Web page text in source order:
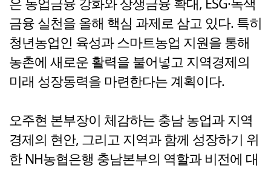
은 농업금융 강화와 상생금융 확대, ESG·녹색
금융 실천을 올해 핵심 과제로 삼고 있다. 특히
청년농업인 육성과 스마트농업 지원을 통해
농촌에 새로운 활력을 불어넣고 지역경제의
미래 성장동력을 마련한다는 계획이다.
오주현 본부장이 체감하는 충남 농업과 지역
경제의 현안, 그리고 지역과 함께 성장하기 위
한 NH농협은행 충남본부의 역할과 비전에 대